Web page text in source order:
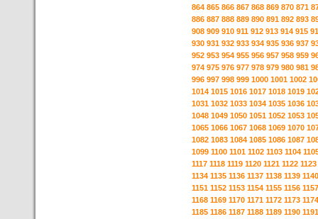
864 865 866 867 868 869 870 871
886 887 888 889 890 891 892 893
908 909 910 911 912 913 914 915
930 931 932 933 934 935 936 937
952 953 954 955 956 957 958 959
974 975 976 977 978 979 980 981
996 997 998 999 1000 1001 1002
1014 1015 1016 1017 1018 1019
1031 1032 1033 1034 1035 1036
1048 1049 1050 1051 1052 1053
1065 1066 1067 1068 1069 1070
1082 1083 1084 1085 1086 1087
1099 1100 1101 1102 1103 1104
1117 1118 1119 1120 1121 1122 1123
1134 1135 1136 1137 1138 1139 1140
1151 1152 1153 1154 1155 1156 1157
1168 1169 1170 1171 1172 1173 1174
1185 1186 1187 1188 1189 1190 1191